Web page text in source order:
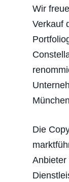
Wir
Verkauf
Die
Anbieter